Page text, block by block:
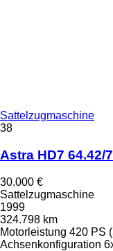
Sattelzugmaschine
38
Astra HD7 64.42/
30.000 €
Sattelzugmaschine
1999
324.798 km
Motorleistung 420 PS
Achsenkonfiguration